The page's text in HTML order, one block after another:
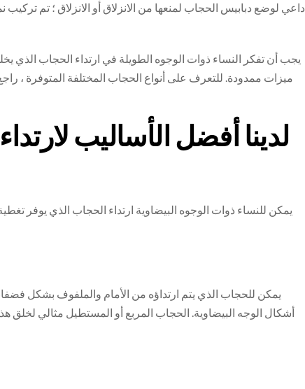
داعي لوضع دبابيس الحجاب لمنعها من الانزلاق أو الانزلاق ؛ تم
يجب أن تفكر النساء ذوات الوجوه الطويلة في ارتداء الحجاب الذي
ميزات ممدودة. للتعرف على أنواع الحجاب المختلفة المتوفرة ،
لدينا أفضل الأساليب
يمكن للنساء ذوات الوجوه البيضاوية ارتداء الحجاب الذي يوفر
يمكن للحجاب الذي يتم ارتداؤه من الأمام والملفوف بشكل
أشكال الوجه البيضاوية. الحجاب المربع أو المستطيل مثالي